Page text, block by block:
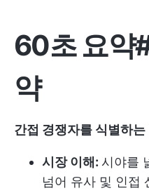
60초 요약
약
간접 경쟁자를 식별하
시장 이해: 시야를
넘어 유사 및 인접